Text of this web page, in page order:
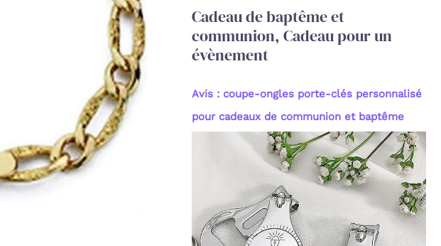
Cadeau de baptême et
communion, Cadeau pour un
évènement
Avis : coupe-ongles porte-clés personnalisé
pour cadeaux de communion et baptême